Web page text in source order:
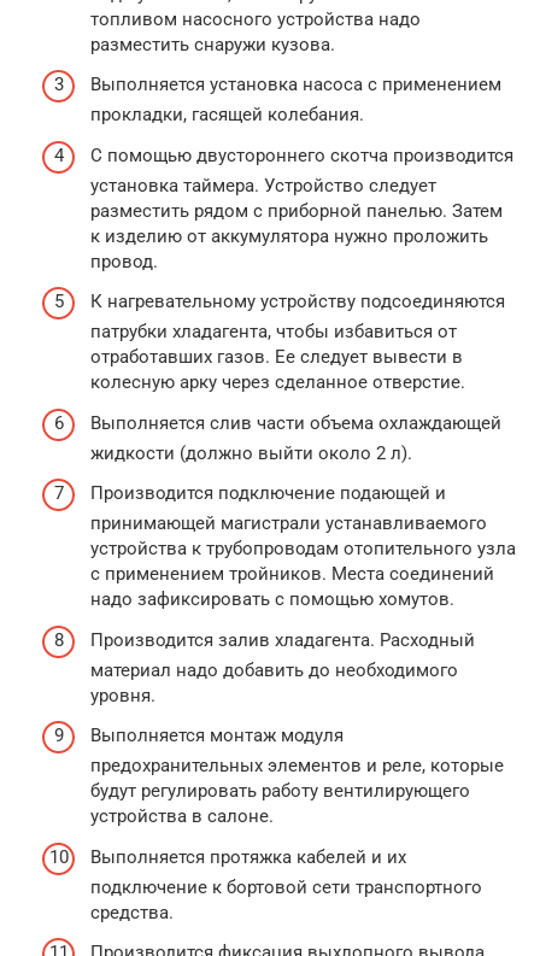
топливом насосного устройства надо
разместить снаружи кузова.
Выполняется установка насоса с применением
прокладки, гасящей колебания.
С помощью двустороннего скотча производится
установка таймера. Устройство следует
разместить рядом с приборной панелью. Затем
к изделию от аккумулятора нужно проложить
провод.
К нагревательному устройству подсоединяются
патрубки хладагента, чтобы избавиться от
отработавших газов. Ее следует вывести в
колесную арку через сделанное отверстие.
Выполняется слив части объема охлаждающей
жидкости (должно выйти около 2 л).
Производится подключение подающей и
принимающей магистрали устанавливаемого
устройства к трубопроводам отопительного узла
с применением тройников. Места соединений
надо зафиксировать с помощью хомутов.
Производится залив хладагента. Расходный
материал надо добавить до необходимого
уровня.
Выполняется монтаж модуля
предохранительных элементов и реле, которые
будут регулировать работу вентилирующего
устройства в салоне.
Выполняется протяжка кабелей и их
подключение к бортовой сети транспортного
средства.